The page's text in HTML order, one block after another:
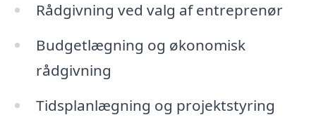
Rådgivning ved valg af entreprenør
Budgetlægning og økonomisk
rådgivning
Tidsplanlægning og projektstyring